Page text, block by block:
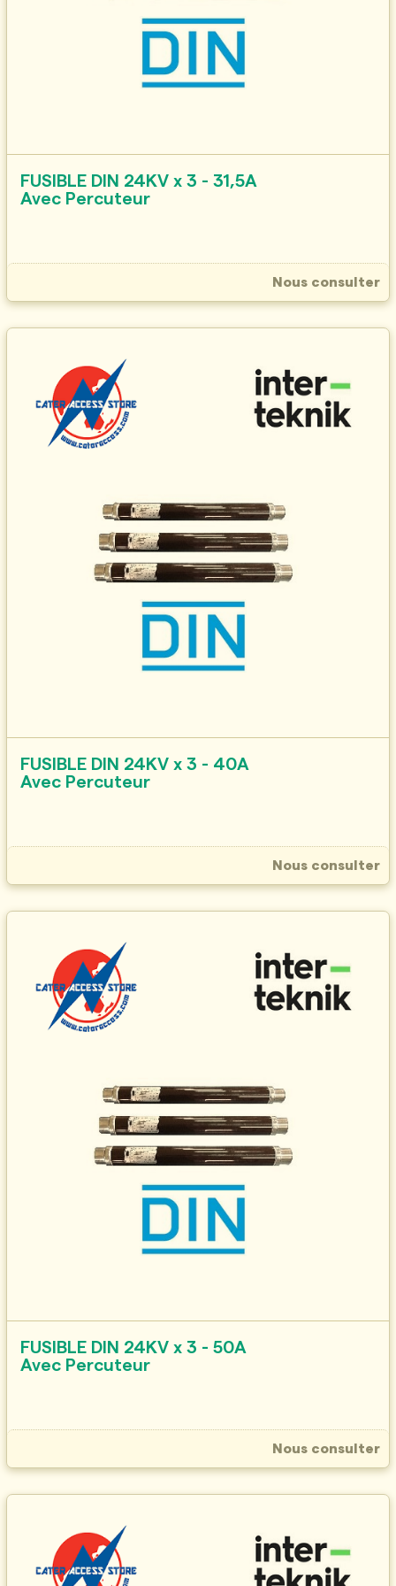
FUSIBLE DIN 24KV x 3 - 31,5A
Avec Percuteur
Nous consulter
FUSIBLE DIN 24KV x 3 - 40A
Avec Percuteur
Nous consulter
FUSIBLE DIN 24KV x 3 - 50A
Avec Percuteur
Nous consulter